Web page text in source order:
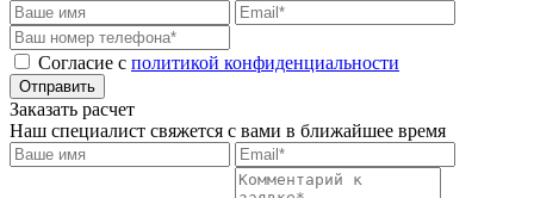
Cогласие с политикой конфиденциальности
Отправить
Заказать расчет
Наш специалист свяжется с вами в ближайшее время